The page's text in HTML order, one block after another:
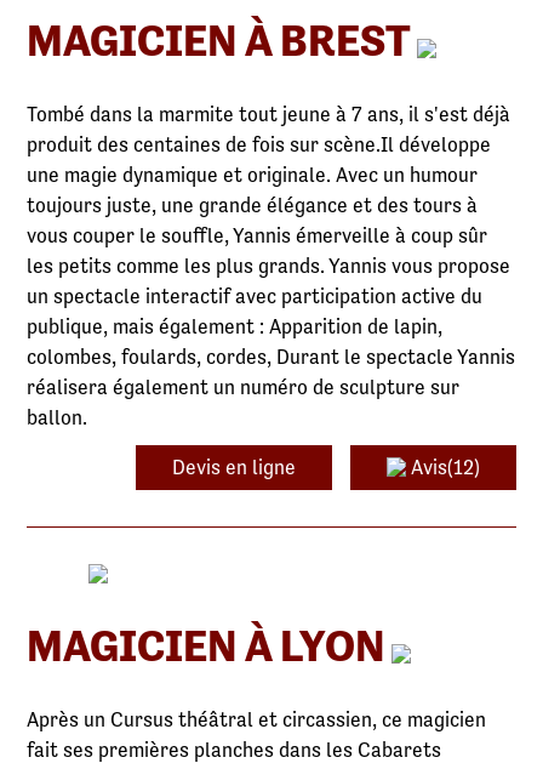
MAGICIEN À BREST
Tombé dans la marmite tout jeune à 7 ans, il s'est déjà
produit des centaines de fois sur scène.Il développe
une magie dynamique et originale. Avec un humour
toujours juste, une grande élégance et des tours à
vous couper le souffle, Yannis émerveille à coup sûr
les petits comme les plus grands. Yannis vous propose
un spectacle interactif avec participation active du
publique, mais également : Apparition de lapin,
colombes, foulards, cordes, Durant le spectacle Yannis
réalisera également un numéro de sculpture sur
ballon.
Devis en ligne Avis(12)
MAGICIEN À LYON
Après un Cursus théâtral et circassien, ce magicien
fait ses premières planches dans les Cabarets